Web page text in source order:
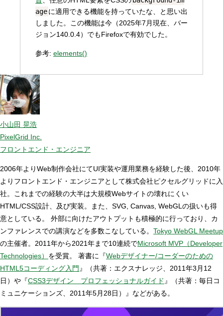
ageに適用できる機能を持っていたな、と思い出
しました。この機能は今（2025年7月現在、バー
ジョン140.0.4）でもFirefoxで有効でした。
参考: elements()
小山田 晃浩
PixelGrid Inc.
フロントエンド・エンジニア
2006年よりWeb制作会社にてUI実装や運用業務を経験した後、2010年
よりフロントエンド・エンジニアとして株式会社ピクセルグリッドに入
社。これまでの経験の大半は大規模Webサイトの壊れにくい
HTML/CSS設計、及び実装。また、SVG, Canvas, WebGLの扱いも得
意としている。 外部に向けたアウトプットも積極的に行っており、カ
ンファレンスでの講演などを多数こなしている。 Tokyo WebGL Meetup
の主催者。2011年から2021年まで10連続でMicrosoft MVP（Developer
Technologies） を受賞。 著書に『Webデザイナー/コーダーのための
HTML5コーディング入門 』（共著：エクスナレッジ、2011年3月12
日）や『CSS3デザイン プロフェッショナルガイド 』（共著：毎日コ
ミュニケーションズ、2011年5月28日）』などがある。